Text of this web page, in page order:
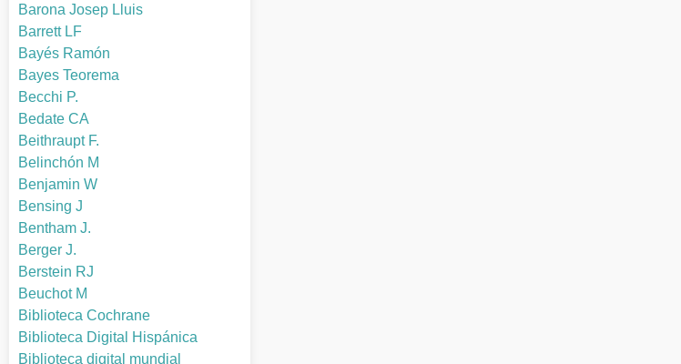
Barona Josep Lluis
Barrett LF
Bayés Ramón
Bayes Teorema
Becchi P.
Bedate CA
Beithraupt F.
Belinchón M
Benjamin W
Bensing J
Bentham J.
Berger J.
Berstein RJ
Beuchot M
Biblioteca Cochrane
Biblioteca Digital Hispánica
Biblioteca digital mundial